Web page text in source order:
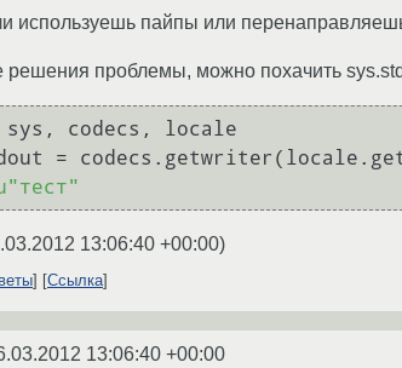
используешь пайпы или
решения проблемы, можно похачить
sys, codecs, locale
13:06:40 +00:00)
Ссылка
13:06:40 +00:00